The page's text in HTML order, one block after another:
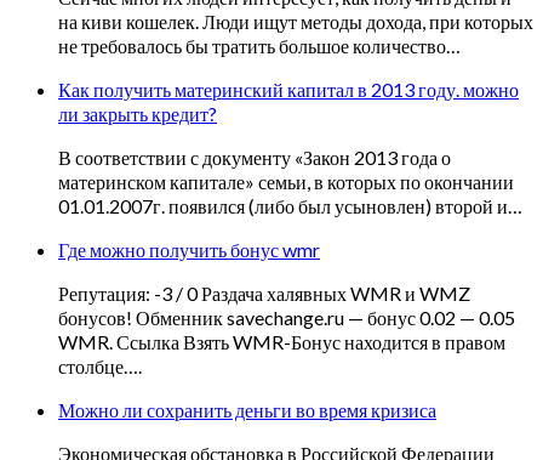
на киви кошелек. Люди ищут методы дохода, при которых
не требовалось бы тратить большое количество…
Как получить материнский капитал в 2013 году. можно
ли закрыть кредит?
В соответствии с документу «Закон 2013 года о
материнском капитале» семьи, в которых по окончании
01.01.2007г. появился (либо был усыновлен) второй и…
Где можно получить бонус wmr
Репутация: -3 / 0 Раздача халявных WMR и WMZ
бонусов! Обменник savechange.ru — бонус 0.02 — 0.05
WMR. Ссылка Взять WMR-Бонус находится в правом
столбце….
Можно ли сохранить деньги во время кризиса
Экономическая обстановка в Российской Федерации